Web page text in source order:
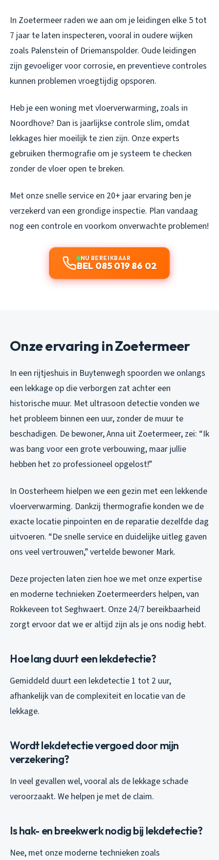
In Zoetermeer raden we aan om je leidingen elke 5 tot
7 jaar te laten inspecteren, vooral in oudere wijken
zoals Palenstein of Driemanspolder. Oude leidingen
zijn gevoeliger voor corrosie, en preventieve controles
kunnen problemen vroegtijdig opsporen.
Heb je een woning met vloerverwarming, zoals in
Noordhove? Dan is jaarlijkse controle slim, omdat
lekkages hier moeilijk te zien zijn. Onze experts
gebruiken thermografie om je systeem te checken
zonder de vloer open te breken.
Met onze snelle service en 20+ jaar ervaring ben je
verzekerd van een grondige inspectie. Plan vandaag
nog een controle en voorkom onverwachte problemen!
NU BEREIKBAAR
BEL 085 019 86 02
Onze ervaring in Zoetermeer
In een rijtjeshuis in Buytenwegh spoorden we onlangs
een lekkage op die verborgen zat achter een
historische muur. Met ultrasoon detectie vonden we
het probleem binnen een uur, zonder de muur te
beschadigen. De bewoner, Anna uit Zoetermeer, zei: “Ik
was bang voor een grote verbouwing, maar jullie
hebben het zo professioneel opgelost!”
In Oosterheem hielpen we een gezin met een lekkende
vloerverwarming. Dankzij thermografie konden we de
exacte locatie pinpointen en de reparatie dezelfde dag
uitvoeren. “De snelle service en duidelijke uitleg gaven
ons veel vertrouwen,” vertelde bewoner Mark.
Deze projecten laten zien hoe we met onze expertise
en moderne technieken Zoetermeerders helpen, van
Rokkeveen tot Seghwaert. Onze 24/7 bereikbaarheid
zorgt ervoor dat we er altijd zijn als je ons nodig hebt.
Hoe lang duurt een lekdetectie?
Gemiddeld duurt een lekdetectie 1 tot 2 uur,
afhankelijk van de complexiteit en locatie van de
lekkage.
Wordt lekdetectie vergoed door mijn
verzekering?
In veel gevallen wel, vooral als de lekkage schade
veroorzaakt. We helpen je met de claim.
Is hak- en breekwerk nodig bij lekdetectie?
Nee, met onze moderne technieken zoals